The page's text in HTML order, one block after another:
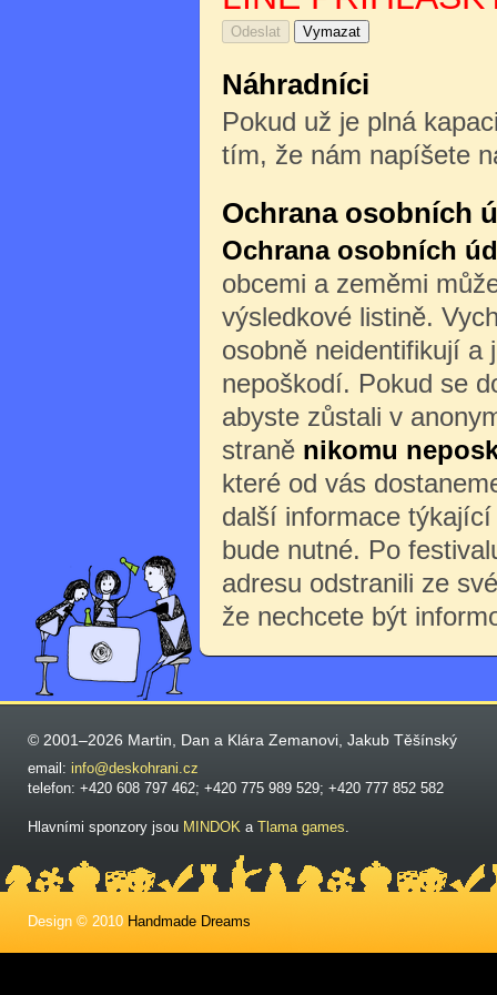
Náhradníci
Pokud už je plná
tím, že nám napíšete
Ochrana osobních
Ochrana osobních
obcemi a zeměmi
výsledkové listině.
osobně neidentifikují a
nepoškodí. Pokud se
abyste zůstali v
straně nikomu
které od vás
další informace
bude nutné. Po
adresu odstranili ze
že nechcete být
© 2001–2026 Martin, Dan a Klára Zemanovi, Jakub Těšínský
email: info@deskohrani.cz
telefon: +420 608 797 462; +420 775 989 529; +420 777 852 582
Hlavními sponzory jsou MINDOK a Tlama games.
Design © 2010 Handmade Dreams